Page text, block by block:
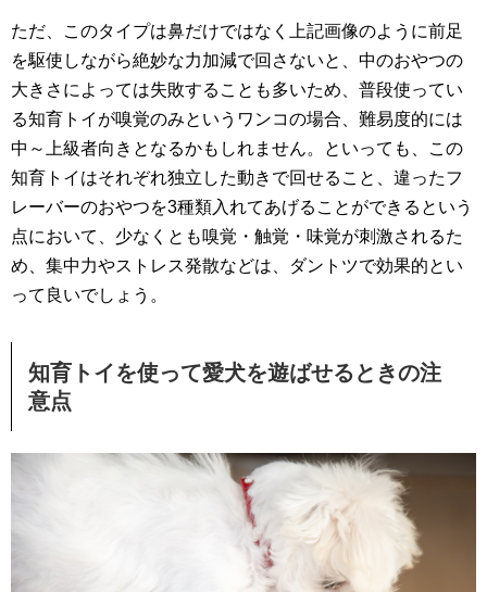
ただ、このタイプは鼻だけではなく上記画像のように前足
を駆使しながら絶妙な力加減で回さないと、中のおやつの
大きさによっては失敗することも多いため、普段使ってい
る知育トイが嗅覚のみというワンコの場合、難易度的には
中～上級者向きとなるかもしれません。といっても、この
知育トイはそれぞれ独立した動きで回せること、違ったフ
レーバーのおやつを3種類入れてあげることができるという
点において、少なくとも嗅覚・触覚・味覚が刺激されるた
め、集中力やストレス発散などは、ダントツで効果的とい
って良いでしょう。
知育トイを使って愛犬を遊ばせるときの注
意点